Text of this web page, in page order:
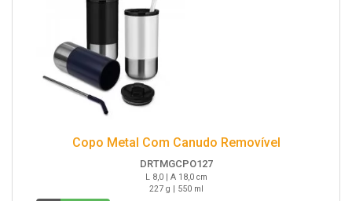
Copo Metal Com Canudo Removível
DRTMGCPO127
L 8,0 | A 18,0 cm
227 g | 550 ml